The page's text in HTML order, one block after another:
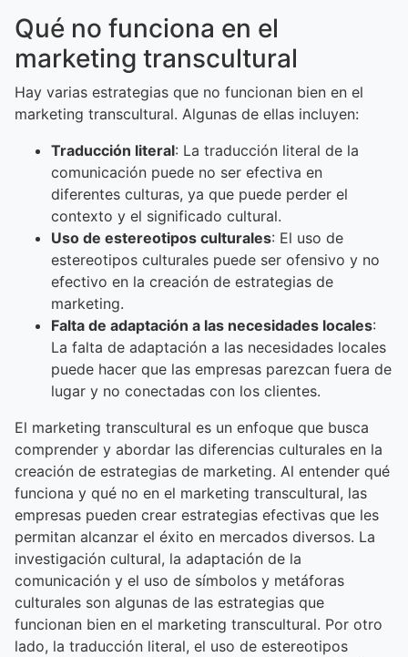
Qué no funciona en el
marketing transcultural
Hay varias estrategias que no funcionan bien en el
marketing transcultural. Algunas de ellas incluyen:
Traducción literal: La traducción literal de la
comunicación puede no ser efectiva en
diferentes culturas, ya que puede perder el
contexto y el significado cultural.
Uso de estereotipos culturales: El uso de
estereotipos culturales puede ser ofensivo y no
efectivo en la creación de estrategias de
marketing.
Falta de adaptación a las necesidades locales:
La falta de adaptación a las necesidades locales
puede hacer que las empresas parezcan fuera de
lugar y no conectadas con los clientes.
El marketing transcultural es un enfoque que busca
comprender y abordar las diferencias culturales en la
creación de estrategias de marketing. Al entender qué
funciona y qué no en el marketing transcultural, las
empresas pueden crear estrategias efectivas que les
permitan alcanzar el éxito en mercados diversos. La
investigación cultural, la adaptación de la
comunicación y el uso de símbolos y metáforas
culturales son algunas de las estrategias que
funcionan bien en el marketing transcultural. Por otro
lado, la traducción literal, el uso de estereotipos